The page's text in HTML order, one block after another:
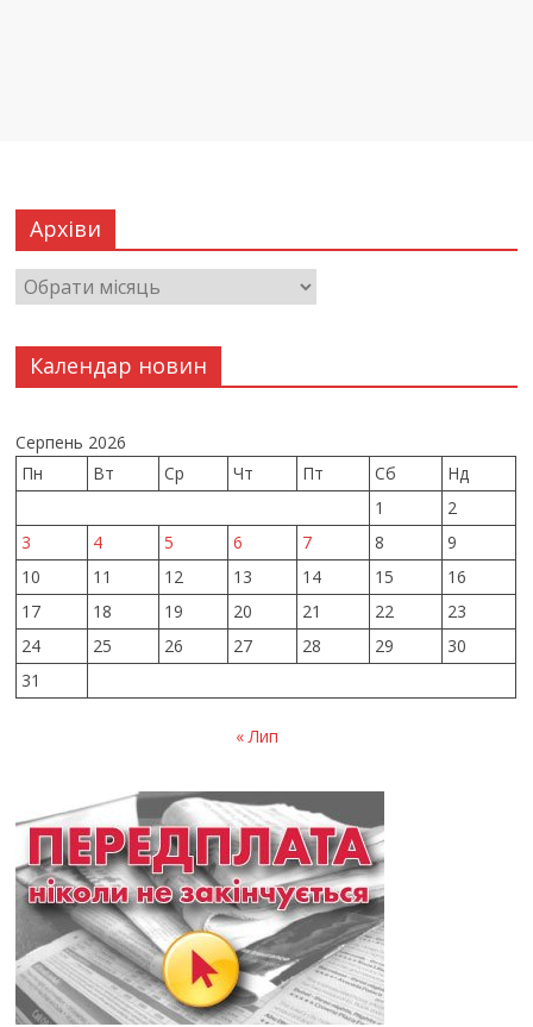
Архіви
Календар новин
Серпень 2026
Пн
Вт Ср Чт Пт Сб
Нд
1
2
3
4 5 6 7 8
9
10
11 12 13 14 15
16
17
18 19 20 21 22
23
24
25 26 27 28 29
30
31
« Лип